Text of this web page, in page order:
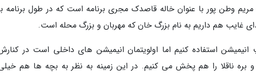
وطن پور با عنوان خاله قاصدک مجری برنامه است که در طول برنامه
هم داریم به نام بزرگ خان که مهربان و بزرگ محله است.
استفاده کنیم اما اولویتمان انیمیشن های داخلی است در
ناقلا را هم پخش می کنیم. در این زمینه به نظر به بچه ها هم